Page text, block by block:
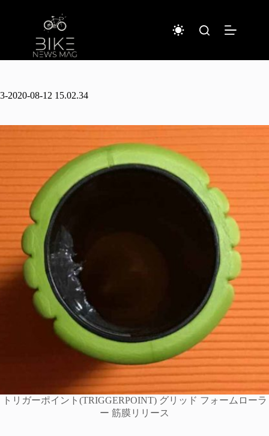
キ
3-2020-08-12 15.02.34
トリガーポイント(TRIGGERPOINT) グリッド フォームローラ
ー 筋膜リリース